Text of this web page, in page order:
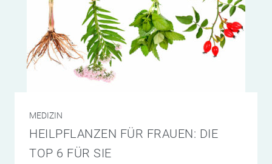
MEDIZIN
HEILPFLANZEN FÜR FRAUEN: DIE
TOP 6 FÜR SIE